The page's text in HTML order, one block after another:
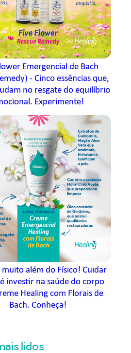
Emergencial de Bach
- Cinco essências que,
no resgate do equilíbrio
Experimente!
além do Físico! Cuidar
investir na saúde do corpo
Healing com Florais de
Bach. Conheça!
lidos